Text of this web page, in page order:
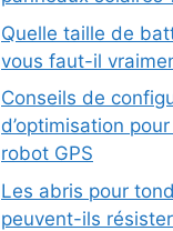
Quelle taille de
vous faut-il
Conseils de
d’optimisation
robot GPS
Les abris pour
peuvent-ils